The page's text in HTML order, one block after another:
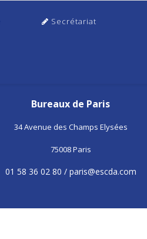
Secrétariat
Bureaux de Paris
34 Avenue des Champs Elysées
75008 Paris
01 58 36 02 80 / paris@escda.com